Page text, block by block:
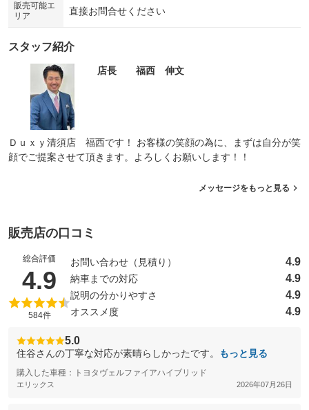
販売可能エ
リア
直接お問合せください
スタッフ紹介
店長 福西 伸文
Ｄｕｘｙ清須店 福西です！ お客様の笑顔の為に、まずは自分が笑
顔でご提案させて頂きます。よろしくお願いします！！
メッセージをもっと見る
販売店の口コミ
総合評価
4.9 （5点満点中）
584件
お問い合わせ（見積り） 4.9
納車までの対応 4.9
説明の分かりやすさ 4.9
オススメ度 4.9
5.0
住谷さんの丁寧な対応が素晴らしかったです。 もっと見る
購入した車種：トヨタヴェルファイアハイブリッド
エリックス 2026年07月26日